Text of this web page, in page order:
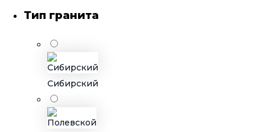
Тип гранита
Сибирский